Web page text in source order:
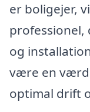
er boligejer,
professionel,
og
være en
optimal drift